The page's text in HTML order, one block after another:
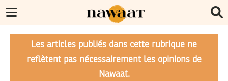
Les articles publiés dans cette rubrique ne
reflètent pas nécessairement les opinions de
Nawaat.